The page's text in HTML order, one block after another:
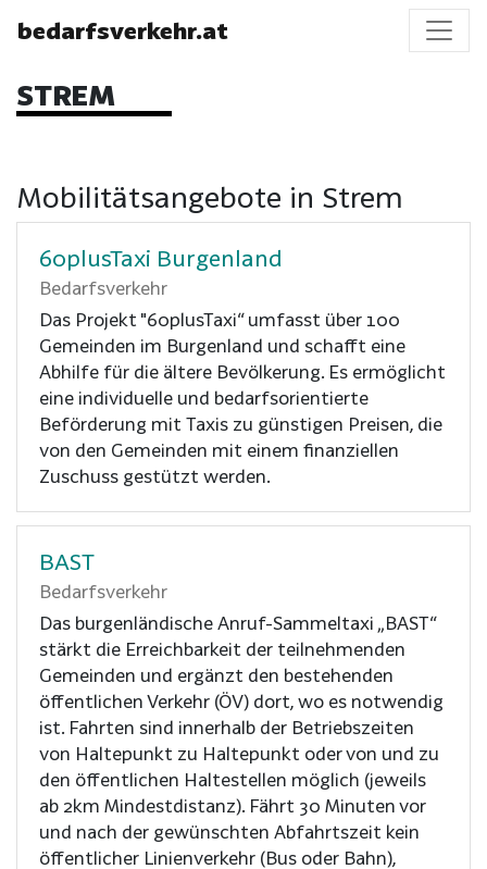
bedarfsverkehr.at
STREM
Mobilitätsangebote in Strem
60plusTaxi Burgenland
Bedarfsverkehr
Das Projekt "60plusTaxi“ umfasst über 100
Gemeinden im Burgenland und schafft eine
Abhilfe für die ältere Bevölkerung. Es ermöglicht
eine individuelle und bedarfsorientierte
Beförderung mit Taxis zu günstigen Preisen, die
von den Gemeinden mit einem finanziellen
Zuschuss gestützt werden.
BAST
Bedarfsverkehr
Das burgenländische Anruf-Sammeltaxi „BAST“
stärkt die Erreichbarkeit der teilnehmenden
Gemeinden und ergänzt den bestehenden
öffentlichen Verkehr (ÖV) dort, wo es notwendig
ist. Fahrten sind innerhalb der Betriebszeiten
von Haltepunkt zu Haltepunkt oder von und zu
den öffentlichen Haltestellen möglich (jeweils
ab 2km Mindestdistanz). Fährt 30 Minuten vor
und nach der gewünschten Abfahrtszeit kein
öffentlicher Linienverkehr (Bus oder Bahn),